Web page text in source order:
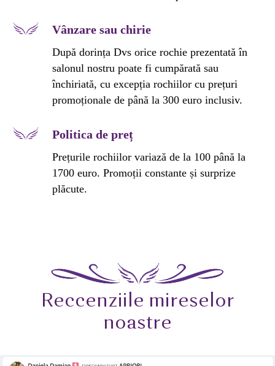
Vânzare sau chirie
După dorința Dvs orice rochie prezentată în
salonul nostru poate fi cumpărată sau
închiriată, cu excepția rochiilor cu prețuri
promoționale de până la 300 euro inclusiv.
Politica de preț
Prețurile rochiilor variază de la 100 până la
1700 euro. Promoții constante și surprize
plăcute.
Reccenziile mireselor
noastre